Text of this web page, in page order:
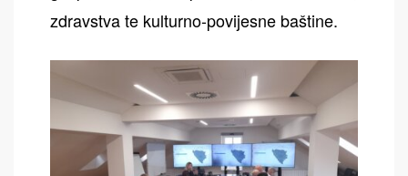
zdravstva te kulturno-povijesne baštine.